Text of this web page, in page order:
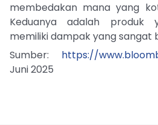
membedakan mana yang
Keduanya adalah produk
memiliki dampak yang sangat
Sumber: https://
Juni 2025